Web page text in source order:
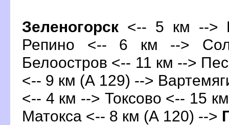
Зеленогорск <-- 5 км -->
Репино <-- 6 км -->
Белоостров <-- 11 км -->
<-- 9 км (А 129) -->
<-- 4 км --> Токсово <-- 15
Матокса <-- 8 км (А 120) -->